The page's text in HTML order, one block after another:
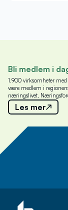
Bli medlem i
1.900 virksomheter
være medlem i
næringslivet,
Les mer